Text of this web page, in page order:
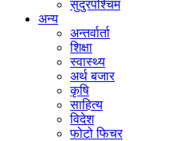
सुदुरपश्चिम
अन्य
अन्तर्वार्ता
शिक्षा
स्वास्थ्य
अर्थ बजार
कृषि
साहित्य
विदेश
फोटो फिचर